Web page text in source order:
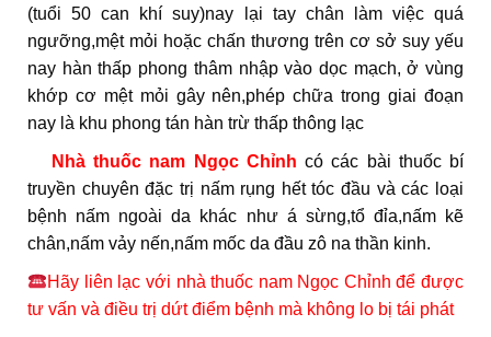
(tuổi 50 can khí suy)nay lại tay chân làm việc quá
ngưỡng,mệt mỏi hoặc chấn thương trên cơ sở suy yếu
nay hàn thấp phong thâm nhập vào dọc mạch, ở vùng
khớp cơ mệt mỏi gây nên,phép chữa trong giai đoạn
nay là khu phong tán hàn trừ thấp thông lạc
Nhà thuốc nam Ngọc Chỉnh có các bài thuốc bí
truyền chuyên đặc trị nấm rụng hết tóc đầu và các loại
bệnh nấm ngoài da khác như á sừng,tổ đỉa,nấm kẽ
chân,nấm vảy nến,nấm mốc da đầu zô na thần kinh.
Hãy liên lạc với nhà thuốc nam Ngọc Chỉnh để được
tư vấn và điều trị dứt điểm bệnh mà không lo bị tái phát